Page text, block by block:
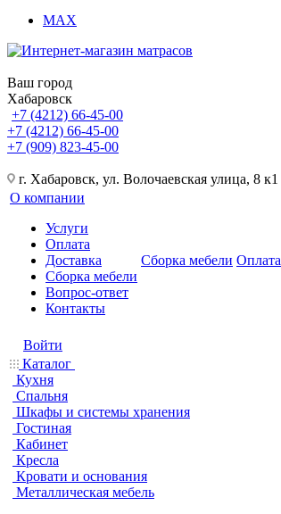
MAX
Ваш город
Хабаровск
+7 (4212) 66-45-00
+7 (4212) 66-45-00
+7 (909) 823-45-00
г. Хабаровск, ул. Волочаевская улица, 8 к1
О компании
Услуги
Оплата
Доставка
Сборка мебели
Вопрос-ответ
Контакты
Сборка мебели Оплата
Войти
Каталог
Кухня
Спальня
Шкафы и системы хранения
Гостиная
Кабинет
Кресла
Кровати и основания
Металлическая мебель